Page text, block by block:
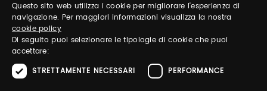
TUTORING & CONSULTING
ITALIAN
Questo sito web utilizza i cookie per migliorare l'esperienza di
navigazione. Per maggiori informazioni visualizza la nostra
cookie policy
Di seguito puoi selezionare le tipologie di cookie che puoi
accettare:
STRETTAMENTE NECESSARI
PERFORMANCE